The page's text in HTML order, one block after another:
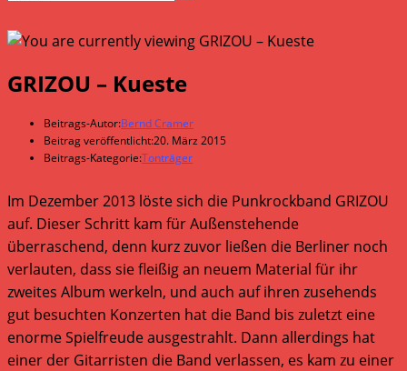
GRIZOU – Kueste
Beitrags-Autor:Bernd Cramer
Beitrag veröffentlicht:20. März 2015
Beitrags-Kategorie:Tonträger
Im Dezember 2013 löste sich die Punkrockband GRIZOU
auf. Dieser Schritt kam für Außenstehende
überraschend, denn kurz zuvor ließen die Berliner noch
verlauten, dass sie fleißig an neuem Material für ihr
zweites Album werkeln, und auch auf ihren zusehends
gut besuchten Konzerten hat die Band bis zuletzt eine
enorme Spielfreude ausgestrahlt. Dann allerdings hat
einer der Gitarristen die Band verlassen, es kam zu einer